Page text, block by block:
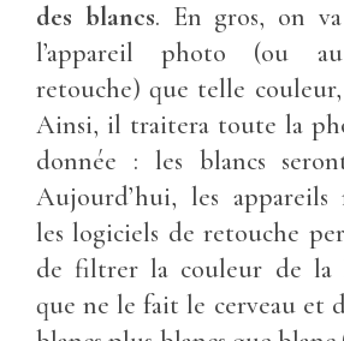
des blancs. En gros, on
l’appareil photo (ou
retouche) que telle couleur,
Ainsi, il traitera toute la
donnée : les blancs
Aujourd’hui, les appareils
les logiciels de retouche
de filtrer la couleur de la
que ne le fait le cerveau et